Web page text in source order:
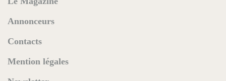
Annonceurs
Contacts
Mention légales